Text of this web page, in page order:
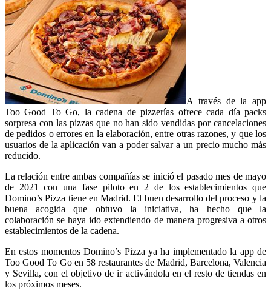
A través de la app
Too Good To Go, la cadena de pizzerías ofrece cada día packs
sorpresa con las pizzas que no han sido vendidas por cancelaciones
de pedidos o errores en la elaboración, entre otras razones, y que los
usuarios de la aplicación van a poder salvar a un precio mucho más
reducido.
La relación entre ambas compañías se inició el pasado mes de mayo
de 2021 con una fase piloto en 2 de los establecimientos que
Domino’s Pizza tiene en Madrid. El buen desarrollo del proceso y la
buena acogida que obtuvo la iniciativa, ha hecho que la
colaboración se haya ido extendiendo de manera progresiva a otros
establecimientos de la cadena.
En estos momentos Domino’s Pizza ya ha implementado la app de
Too Good To Go en 58 restaurantes de Madrid, Barcelona, Valencia
y Sevilla, con el objetivo de ir activándola en el resto de tiendas en
los próximos meses.